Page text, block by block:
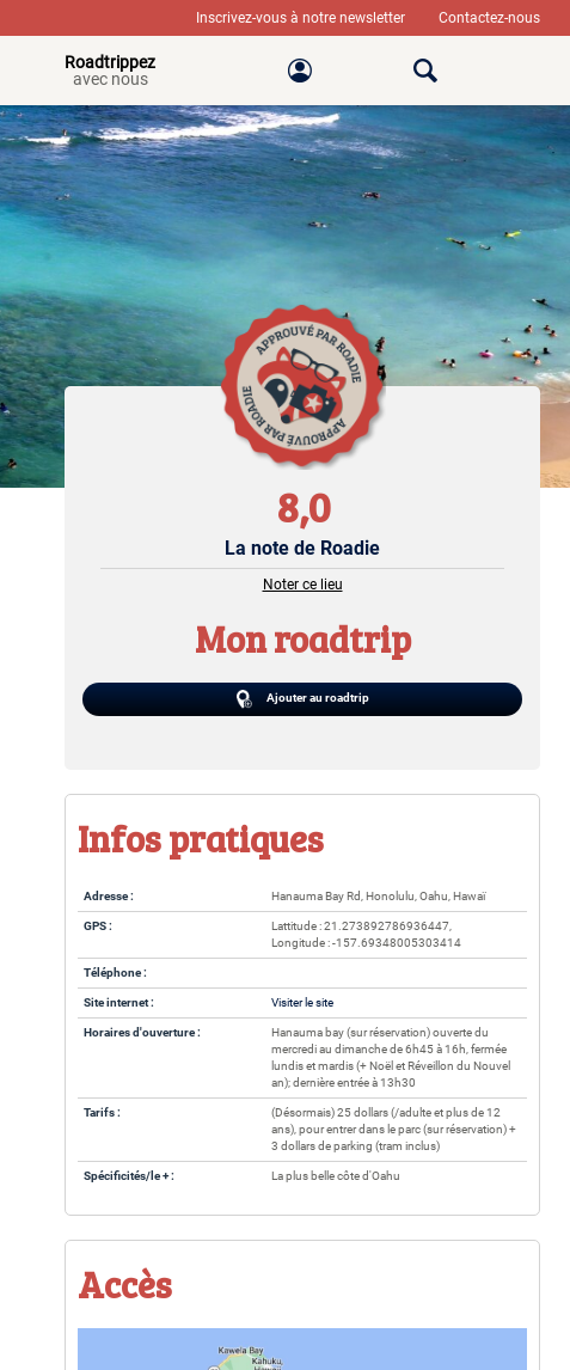
Inscrivez-vous à notre newsletter Contactez-nous
Roadtrippez
avec nous
8,0
La note de Roadie
Noter ce lieu
Mon roadtrip
Ajouter au roadtrip
Infos pratiques
Adresse : Hanauma Bay Rd, Honolulu, Oahu, Hawaï
GPS :
Lattitude : 21.273892786936447,
Longitude : -157.69348005303414
Téléphone :
Site internet : Visiter le site
Horaires d'ouverture :
Hanauma bay (sur réservation) ouverte du
mercredi au dimanche de 6h45 à 16h, fermée
lundis et mardis (+ Noël et Réveillon du Nouvel
an); dernière entrée à 13h30
Tarifs :
(Désormais) 25 dollars (/adulte et plus de 12
ans), pour entrer dans le parc (sur réservation) +
3 dollars de parking (tram inclus)
Spécificités/le + : La plus belle côte d'Oahu
Accès